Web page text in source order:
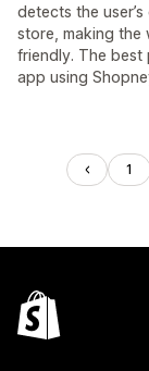
detects the
store, making the
friendly. The best
app using
1